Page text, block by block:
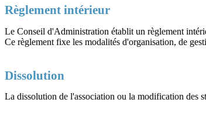
Règlement intérieur
Le Conseil d'Administration établit un règlement
Ce règlement fixe les modalités d'organisation, de
Dissolution
La dissolution de l'association ou la modification des